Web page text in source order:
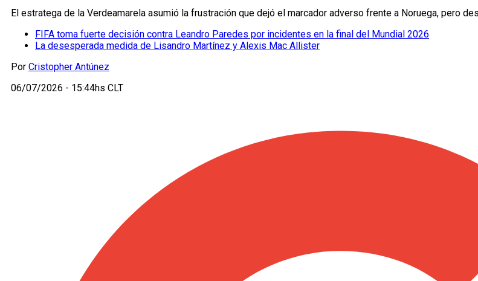
El estratega de la Verdeamarela asumió la frustración que dejó el marcador adverso frente a Noruega, pero
FIFA toma fuerte decisión contra Leandro Paredes por incidentes en la final del Mundial 2026
La desesperada medida de Lisandro Martínez y Alexis Mac Allister
Por Cristopher Antúnez
06/07/2026 - 15:44hs CLT